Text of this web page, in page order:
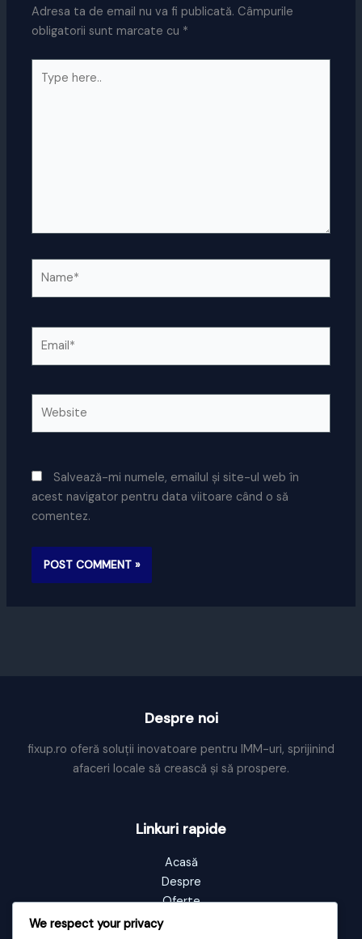
Adresa ta de email nu va fi publicată. Câmpurile
obligatorii sunt marcate cu *
here..
Salvează-mi numele, emailul și site-ul web în
acest navigator pentru data viitoare când o să
comentez.
Despre noi
fixup.ro oferă soluții inovatoare pentru IMM-uri, sprijinind
afaceri locale să crească și să prospere.
Linkuri rapide
Acasă
Despre
Oferte
Portofoliu
We respect your privacy